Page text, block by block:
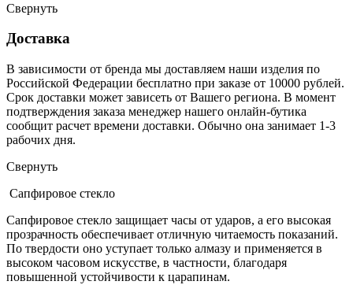
Свернуть
Доставка
В зависимости от бренда мы доставляем наши изделия по
Российской Федерации бесплатно при заказе от 10000 рублей.
Срок доставки может зависеть от Вашего региона. В момент
подтверждения заказа менеджер нашего онлайн-бутика
сообщит расчет времени доставки. Обычно она занимает 1-3
рабочих дня.
Свернуть
Сапфировое стекло
Сапфировое стекло защищает часы от ударов, а его высокая
прозрачность обеспечивает отличную читаемость показаний.
По твердости оно уступает только алмазу и применяется в
высоком часовом искусстве, в частности, благодаря
повышенной устойчивости к царапинам.